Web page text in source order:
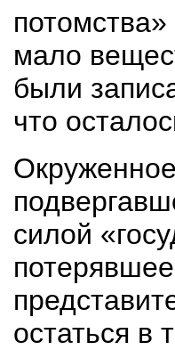
мало
были
что
силой
остаться в